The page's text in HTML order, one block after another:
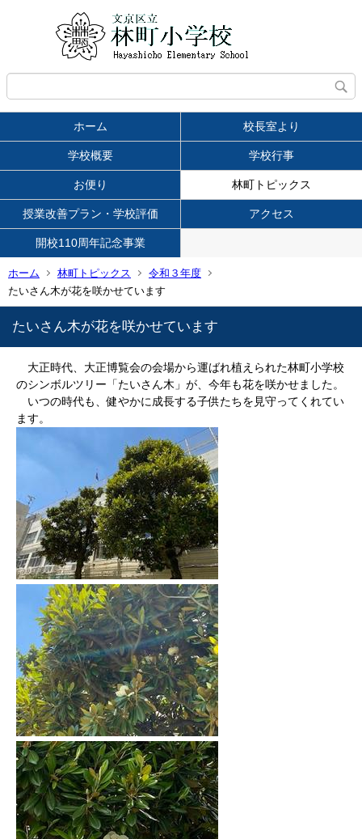
ホーム 校長室より
学校概要 学校行事
お便り 林町トピックス
授業改善プラン・学校評価 アクセス
開校110周年記念事業
ホーム 林町トピックス
令和３年度
たいさん木が花を咲かせています
たいさん木が花を咲かせています
大正時代、大正博覧会の会場から運ばれ植えられた林町小学校
のシンボルツリー「たいさん木」が、今年も花を咲かせました。
いつの時代も、健やかに成長する子供たちを見守ってくれてい
ます。